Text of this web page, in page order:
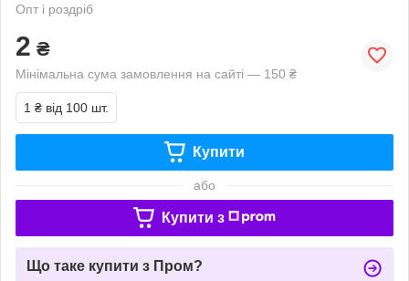
Опт і роздріб
2 ₴
Мінімальна сума замовлення на сайті — 150 ₴
1 ₴ від 100 шт.
Купити
або
Купити з
Що таке купити з Пром?